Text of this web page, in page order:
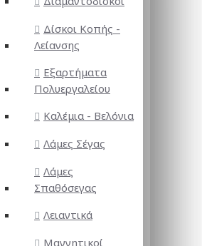
Δίσκοι Κοπής -
Λείανσης
Εξαρτήματα
Πολυεργαλείου
Καλέμια - Βελόνια
Λάμες Σέγας
Λάμες
Σπαθόσεγας
Λειαντικά
Μαγνητικοί